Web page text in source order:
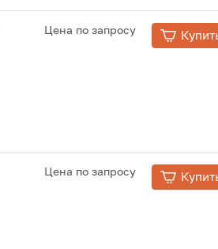
Цена по запросу
Цена по запросу